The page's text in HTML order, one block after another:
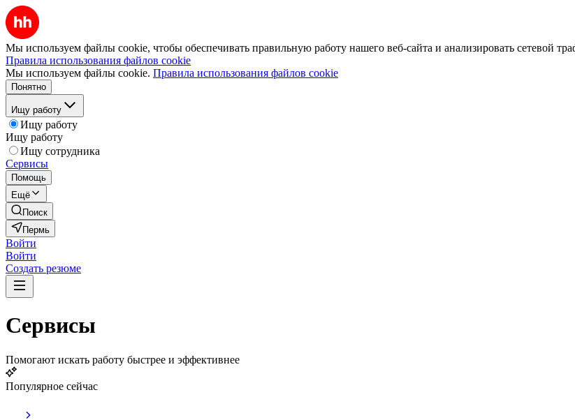
Мы используем файлы cookie, чтобы обеспечивать правильную работу нашего веб-сайта и анализировать сетевой
Правила использования файлов cookie
Мы используем файлы cookie. Правила использования файлов cookie
Понятно
Ищу работу
Ищу работу
Ищу работу
Ищу сотрудника
Сервисы
Помощь
Ещё
Поиск
Пермь
Войти
Войти
Создать резюме
Сервисы
Помогают искать работу быстрее и эффективнее
Популярное сейчас